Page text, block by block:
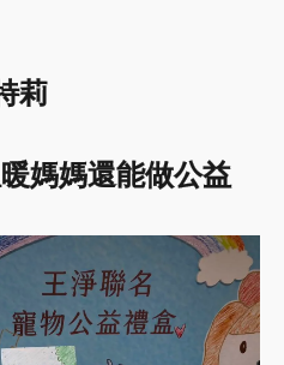
莉
媽媽還能做公益